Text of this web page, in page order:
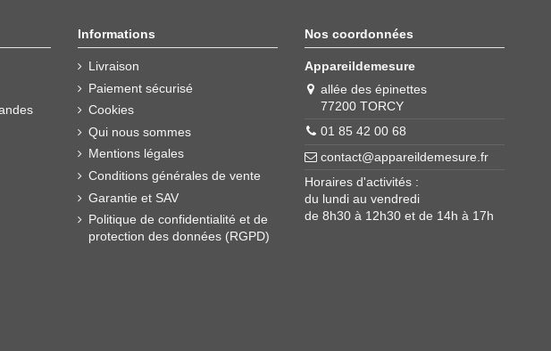
Informations
Livraison
Paiement sécurisé
Cookies
Qui nous sommes
Mentions légales
Conditions générales de vente
Garantie et SAV
Politique de confidentialité et de
protection des données (RGPD)
Nos coordonnées
Appareildemesure
allée des épinettes
77200 TORCY
01 85 42 00 68
contact@appareildemesure.fr
Horaires d'activités :
du lundi au vendredi
de 8h30 à 12h30 et de 14h à 17h